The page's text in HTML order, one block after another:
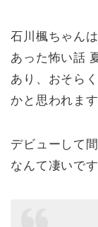
石川楓ちゃん
あった怖い話
あり、おそら
かと思われます
デビューして
なんて凄いで